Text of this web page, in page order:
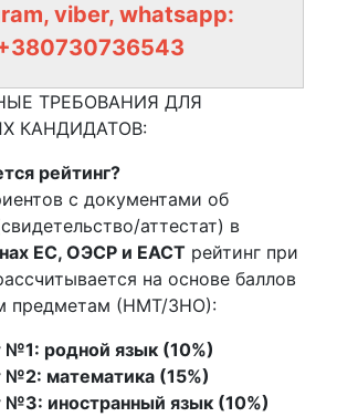
viber, whatsapp:
ТРЕБОВАНИЯ ДЛЯ
КАНДИДАТОВ:
рейтинг?
с документами об
аттестат) в
ЕС, ОЭСР и ЕАСТ рейтинг при
на основе баллов
предметам (НМТ/ЗНО):
родной язык (10%)
математика (15%)
иностранный язык (10%)